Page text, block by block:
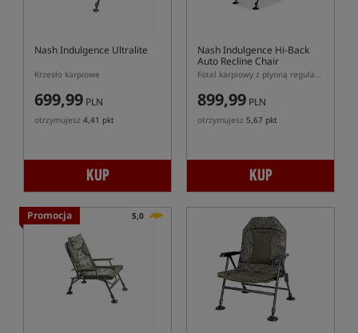
Nash Indulgence Ultralite
Krzesło karpiowe
699,99 PLN
otrzymujesz 4,41 pkt
KUP
Nash Indulgence Hi-Back
Auto Recline Chair
Fotel karpiowy z płynną regulacją kąta oparcia
899,99 PLN
otrzymujesz 5,67 pkt
KUP
Promocja 5,0